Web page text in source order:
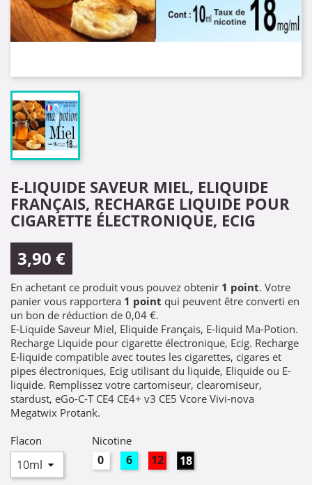
E-LIQUIDE SAVEUR MIEL, ELIQUIDE
FRANÇAIS, RECHARGE LIQUIDE POUR
CIGARETTE ÉLECTRONIQUE, ECIG
3,90 €
En achetant ce produit vous pouvez obtenir 1 point. Votre
panier vous rapportera 1 point qui peuvent être converti en
un bon de réduction de 0,04 €.
E-Liquide Saveur Miel, Eliquide Français, E-liquid Ma-Potion.
Recharge Liquide pour cigarette électronique, Ecig. Recharge
E-liquide compatible avec toutes les cigarettes, cigares et
pipes électroniques, Ecig utilisant du liquide, Eliquide ou E-
liquide. Remplissez votre cartomiseur, clearomiseur,
stardust, eGo-C-T CE4 CE4+ v3 CE5 Vcore Vivi-nova
Megatwix Protank.
Flacon
Nicotine
0mg 6mg 12mg 18mg